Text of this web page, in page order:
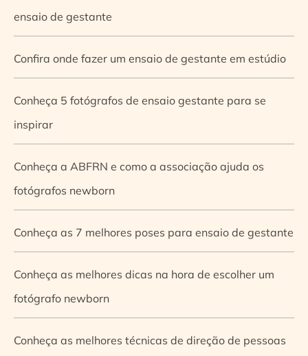
ensaio de gestante
Confira onde fazer um ensaio de gestante em estúdio
Conheça 5 fotógrafos de ensaio gestante para se
inspirar
Conheça a ABFRN e como a associação ajuda os
fotógrafos newborn
Conheça as 7 melhores poses para ensaio de gestante
Conheça as melhores dicas na hora de escolher um
fotógrafo newborn
Conheça as melhores técnicas de direção de pessoas